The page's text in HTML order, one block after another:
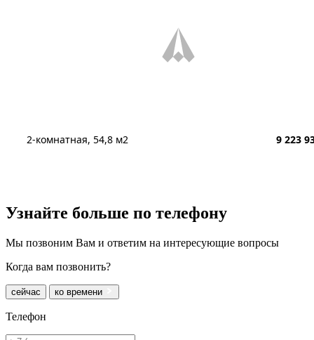
2-комнатная, 54,8 м2 9 223
Узнайте больше по телефону
Мы позвоним Вам и ответим на интересующие вопросы
Когда вам позвонить?
сейчас ко времени
Телефон